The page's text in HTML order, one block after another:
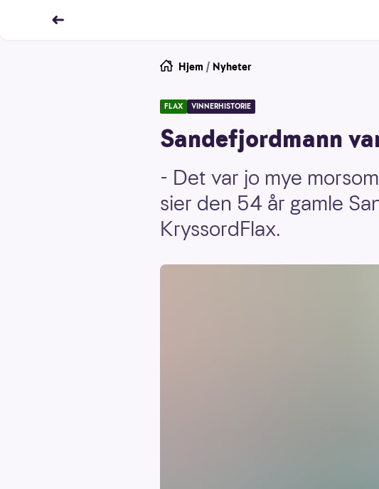
Hjem / Nyheter
FLAX VINNERHISTORIE
Sandefjordmann
- Det var jo mye
sier den 54 år gamle
KryssordFlax.